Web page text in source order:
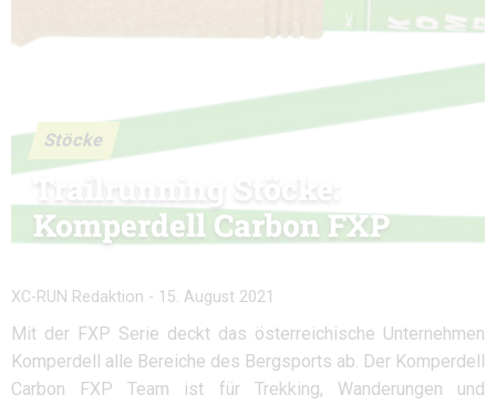
Stöcke
Trailrunning Stöcke:
Komperdell Carbon FXP
XC-RUN Redaktion - 15. August 2021
Mit der FXP Serie deckt das österreichische Unternehmen
Komperdell alle Bereiche des Bergsports ab. Der Komperdell
Carbon FXP Team ist für Trekking, Wanderungen und